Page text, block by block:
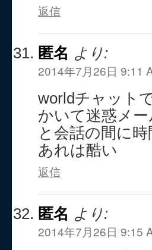
返信
匿名 より:
2014年7月26日 9:11
worldチャット
かいて迷惑メ
と会話の間に
あれは酷い
返信
匿名 より:
2014年7月26日 9:15